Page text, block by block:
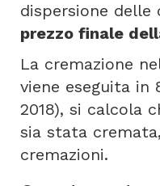
dispersione delle
prezzo finale
La cremazione
viene eseguita
2018), si calcola
sia stata
cremazioni.